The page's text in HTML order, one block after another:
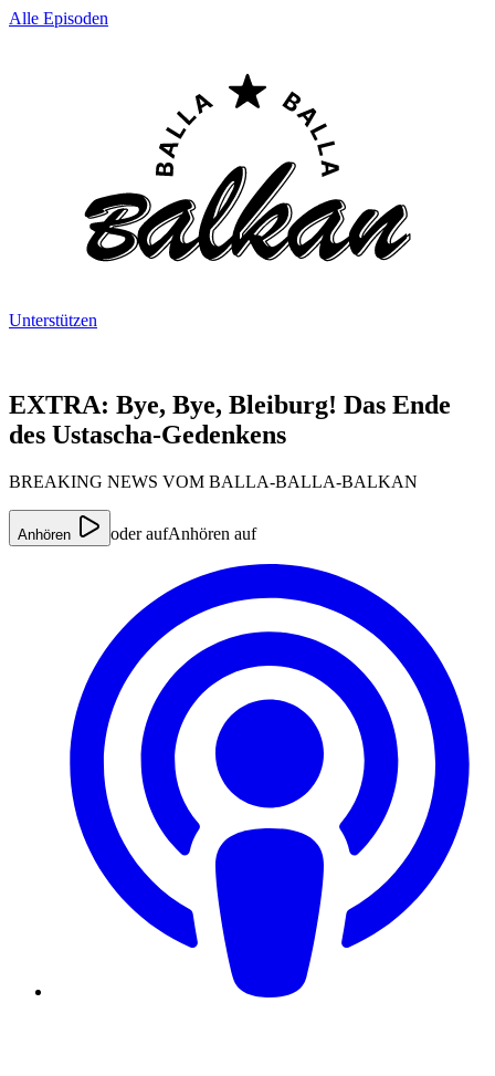
Alle Episoden
Unterstützen
EXTRA: Bye, Bye, Bleiburg! Das Ende
des Ustascha-Gedenkens
BREAKING NEWS VOM BALLA-BALLA-BALKAN
Anhören oder aufAnhören auf